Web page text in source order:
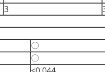
3
〇
〇